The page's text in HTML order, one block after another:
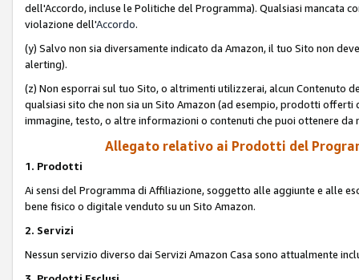
dell'Accordo, incluse le Politiche del Programma). Qualsiasi mancata
violazione dell'Accordo.
(y) Salvo non sia diversamente indicato da Amazon, il tuo Sito non
alerting).
(z) Non esporrai sul tuo Sito, o altrimenti utilizzerai, alcun Contenuto
qualsiasi sito che non sia un Sito Amazon (ad esempio, prodotti
immagine, testo, o altre informazioni o contenuti che puoi ottenere da
Allegato relativo ai Prodotti del
1. Prodotti
Ai sensi del Programma di Affiliazione, soggetto alle aggiunte e alle
bene fisico o digitale venduto su un Sito Amazon.
2. Servizi
Nessun servizio diverso dai Servizi Amazon Casa sono attualmente